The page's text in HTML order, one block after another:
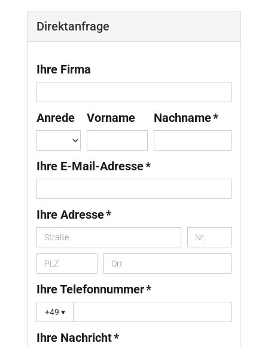
Direktanfrage
Ihre Firma
Anrede Vorname Nachname *
Ihre E-Mail-Adresse *
Ihre Adresse *
Ihre Telefonnummer *
+49 ▾
Ihre Nachricht *